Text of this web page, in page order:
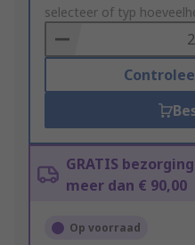
to
Basket
selecteer of typ
GRATIS
meer dan € 90,00
Op voorraad